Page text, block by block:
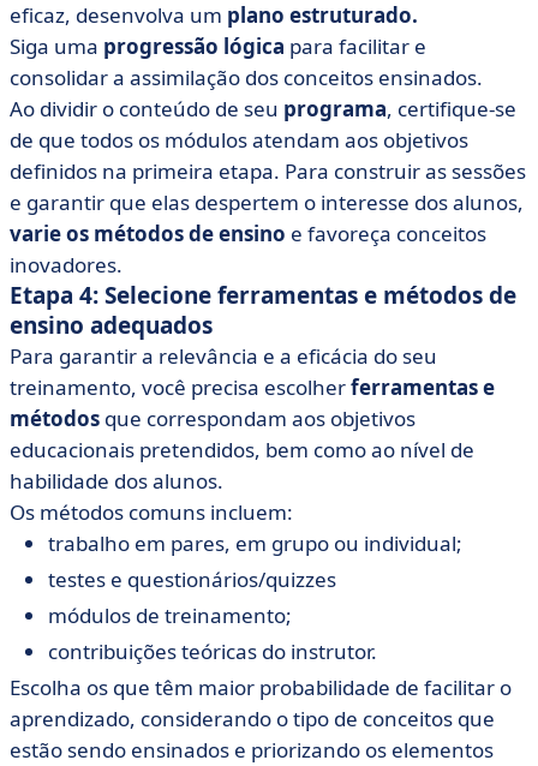
eficaz, desenvolva um plano estruturado.
Siga uma progressão lógica para facilitar e
consolidar a assimilação dos conceitos ensinados.
Ao dividir o conteúdo de seu programa, certifique-se
de que todos os módulos atendam aos objetivos
definidos na primeira etapa. Para construir as sessões
e garantir que elas despertem o interesse dos alunos,
varie os métodos de ensino e favoreça conceitos
inovadores.
Etapa 4: Selecione ferramentas e métodos de
ensino adequados
Para garantir a relevância e a eficácia do seu
treinamento, você precisa escolherferramentas e
métodos que correspondam aos objetivos
educacionais pretendidos, bem como ao nível de
habilidade dos alunos.
Os métodos comuns incluem:
trabalho em pares, em grupo ou individual;
testes e questionários/quizzes
módulos de treinamento;
contribuições teóricas do instrutor.
Escolha os que têm maior probabilidade de facilitar o
aprendizado, considerando o tipo de conceitos que
estão sendo ensinados e priorizando os elementos